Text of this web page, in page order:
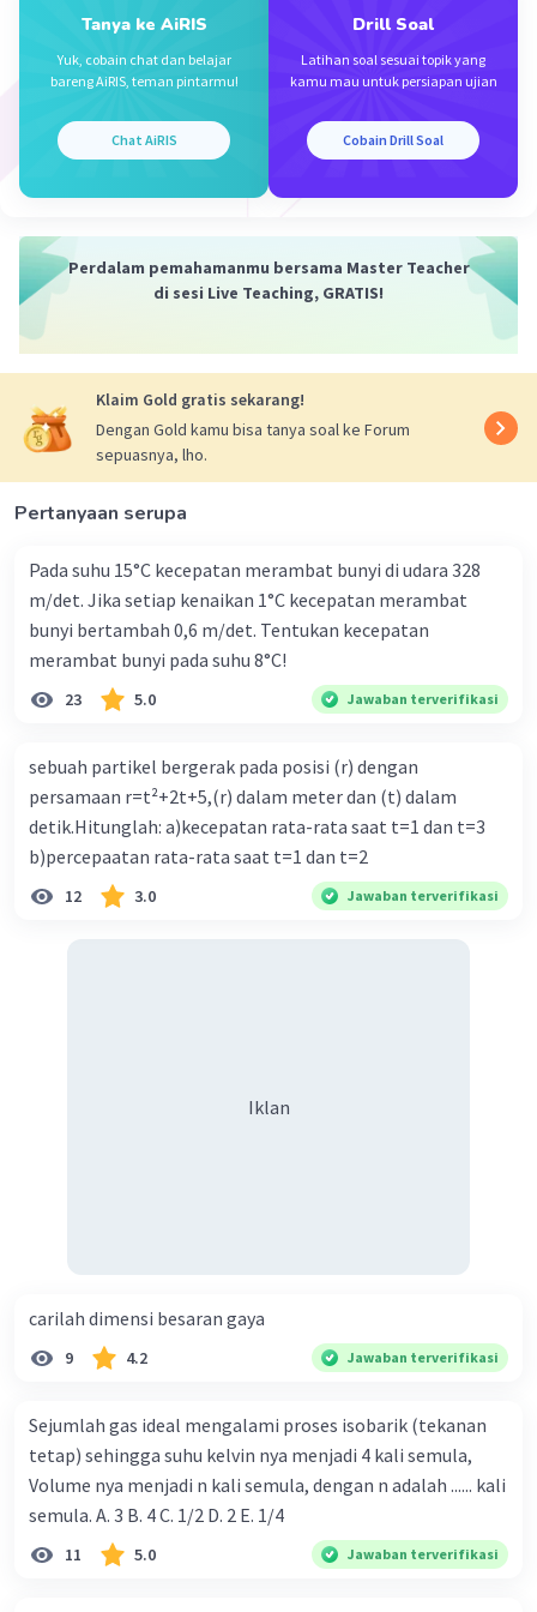
Sehingga, panjang gelombang yang digunakan adalah
1.250 A. Jawaban yang tepat adalah pilihan (a) 1.250 A.
Beri Rating 0 Balas
jawabannya a. 1.250 A
Tanya ke AiRIS
Yuk, cobain chat dan belajar
bareng AiRIS, teman pintarmu!
Chat AiRIS
Drill Soal
Latihan soal sesuai topik yang
kamu mau untuk persiapan ujian
Cobain Drill Soal
Perdalam pemahamanmu bersama Master Teacher
di sesi Live Teaching, GRATIS!
Klaim Gold gratis sekarang!
Dengan Gold kamu bisa tanya soal ke Forum
sepuasnya, lho.
Pertanyaan serupa
Pada suhu 15°C kecepatan merambat bunyi di udara 328
m/det. Jika setiap kenaikan 1°C kecepatan merambat
bunyi bertambah 0,6 m/det. Tentukan kecepatan
merambat bunyi pada suhu 8°C!
23 5.0 Jawaban terverifikasi
sebuah partikel bergerak pada posisi (r) dengan
persamaan r=t²+2t+5,(r) dalam meter dan (t) dalam
detik.Hitunglah: a)kecepatan rata-rata saat t=1 dan t=3
b)percepaatan rata-rata saat t=1 dan t=2
12 3.0 Jawaban terverifikasi
Iklan
carilah dimensi besaran gaya
9 4.2 Jawaban terverifikasi
Sejumlah gas ideal mengalami proses isobarik (tekanan
tetap) sehingga suhu kelvin nya menjadi 4 kali semula,
Volume nya menjadi n kali semula, dengan n adalah ...... kali
semula. A. 3 B. 4 C. 1/2 D. 2 E. 1/4
11 5.0 Jawaban terverifikasi